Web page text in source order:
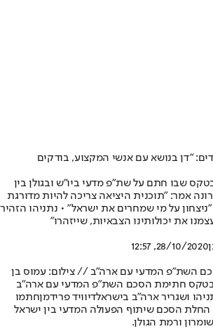
"דן בנושא עם אנשי המקצוע, בודקים
שבו חתם על שת"פ מדעי ביו"ש ובגולן בין
אמר: "תוכנית היציאה צריכה להיות מדורגת
על מי שמחרים את ישראל" • נתניהו הזהיר
את יכולותינו הצבאיות, שייזהרו"
28/10/2020, 12:57
השת"פ המדעי עם ארה"ב // צילום: עמוס בן
חתימת הסכם השת"פ המדעי עם ארה"ב
ושגריר ארה"ב בישראלדיוויד פרידמןחתמו
החלת הסכם שיתוף הפעולה המדעי בין ישראל
ורמת הגולן.